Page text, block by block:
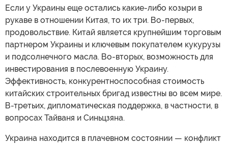
Если у Украины еще остались какие-либо козыри в
рукаве в отношении Китая, то их три. Во-первых,
продовольствие. Китай является крупнейшим торговым
партнером Украины и ключевым покупателем кукурузы
и подсолнечного масла. Во-вторых, возможность для
инвестирования в послевоенную Украину.
Эффективность, конкурентноспособная стоимость
китайских строительных бригад известны во всем мире.
В-третьих, дипломатическая поддержка, в частности, в
вопросах Тайваня и Синьцзяна.
Украина находится в плачевном состоянии — конфликт